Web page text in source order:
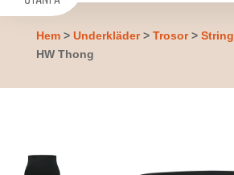
Hem> Underkläder> Trosor> String
HW Thong